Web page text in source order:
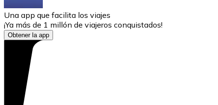
Una app que facilita los viajes
¡Ya más de 1 millón de viajeros conquistados!
Obtener la app